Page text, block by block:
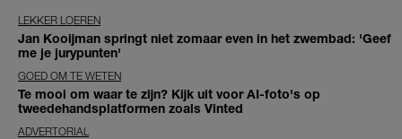
LEKKER LOEREN
Jan Kooijman springt niet zomaar even in het zwembad: 'Geef
me je jurypunten'
GOED OM TE WETEN
Te mooi om waar te zijn? Kijk uit voor AI-foto's op
tweedehandsplatformen zoals Vinted
ADVERTORIAL